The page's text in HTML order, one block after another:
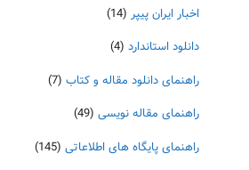
اخبار ایران پیپر (14)
دانلود استاندارد (4)
راهنمای دانلود مقاله و کتاب (7)
راهنمای مقاله نویسی (49)
راهنمای پایگاه های اطلاعاتی (145)